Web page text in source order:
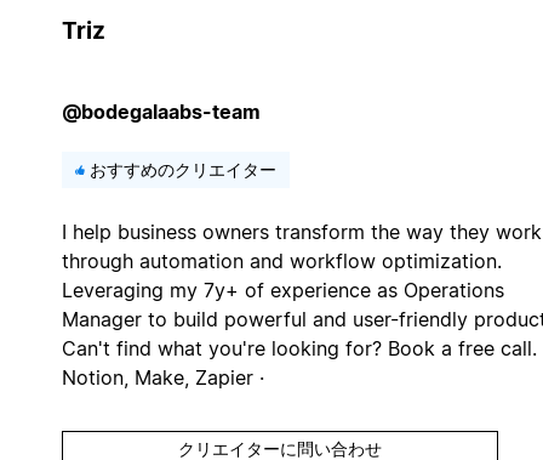
Triz
@bodegalaabs-team
おすすめのクリエイター
I help business owners transform the way they work
through automation and workflow optimization.
Leveraging my 7y+ of experience as Operations
Manager to build powerful and user-friendly
Can't find what you're looking for? Book a free call.
Notion, Make, Zapier ·
クリエイターに問い合わせ